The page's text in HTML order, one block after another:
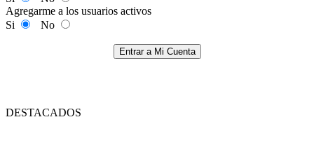
Agregarme a los usuarios activos
Si
No
Entrar a Mi Cuenta
DESTACADOS